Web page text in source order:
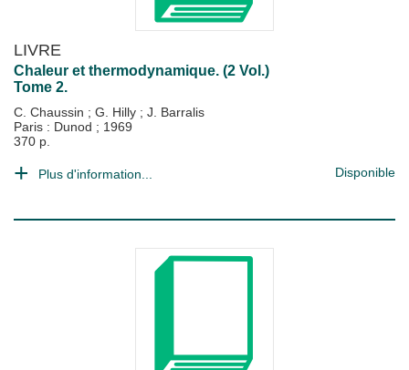
LIVRE
Chaleur et thermodynamique. (2 Vol.)
Tome 2.
C. Chaussin ; G. Hilly ; J. Barralis
Paris : Dunod ; 1969
370 p.
Plus d'information... Disponible